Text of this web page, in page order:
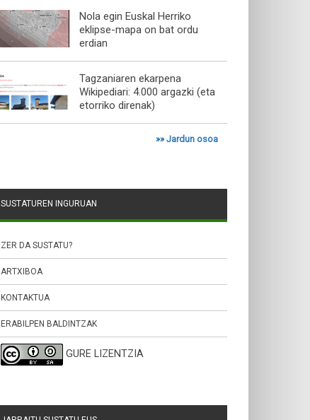
Nola egin Euskal Herriko
eklipse-mapa on bat ordu
erdian
Tagzaniaren ekarpena
Wikipediari: 4.000 argazki (eta
etorriko direnak)
»»Jardun osoa
SUSTATUREN INGURUAN
ZER DA SUSTATU?
ARTXIBOA
KONTAKTUA
ERABILPEN BALDINTZAK
GURE LIZENTZIA